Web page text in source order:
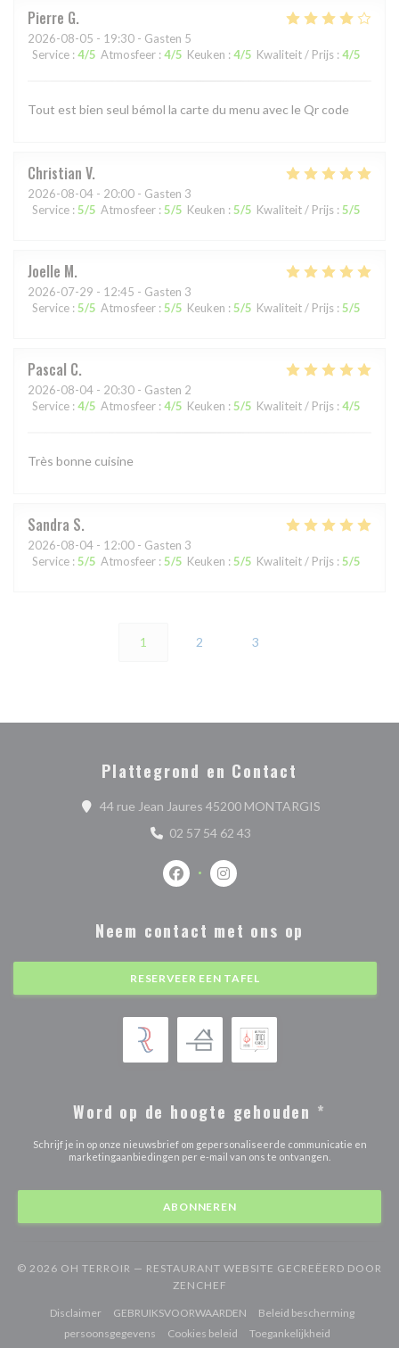
Pierre G
2026-08-05 - 19:30 - Gasten 5
Service : 4/5 Atmosfeer : 4/5 Keuken : 4/5 Kwaliteit / Prijs : 4/5
Tout est bien seul bémol la carte du menu avec le Qr code
Christian V
2026-08-04 - 20:00 - Gasten 3
Service : 5/5 Atmosfeer : 5/5 Keuken : 5/5 Kwaliteit / Prijs : 5/5
Joelle M
2026-07-29 - 12:45 - Gasten 3
Service : 5/5 Atmosfeer : 5/5 Keuken : 5/5 Kwaliteit / Prijs : 5/5
Pascal C
2026-08-04 - 20:30 - Gasten 2
Service : 4/5 Atmosfeer : 4/5 Keuken : 5/5 Kwaliteit / Prijs : 4/5
Très bonne cuisine
Sandra S
2026-08-04 - 12:00 - Gasten 3
Service : 5/5 Atmosfeer : 5/5 Keuken : 5/5 Kwaliteit / Prijs : 5/5
1 2 3
Plattegrond en Contact
44 rue Jean Jaures 45200 MONTARGIS((opent in
02 57 54 62 43
Facebook ((opent in een nieuw
Instagram ((opent in een
Neem contact met ons op
RESERVEER EEN TAFEL
Word op de hoogte gehouden *
Schrijf je in op onze nieuwsbrief om gepersonaliseerde communicatie en
marketingaanbiedingen per e-mail van ons te ontvangen.
ABONNEREN
© 2026 OH TERROIR — RESTAURANT WEBSITE GECREËERD DOOR
ZENCHEF
Disclaimer((opent in een nieuw venster))
GEBRUIKSVOORWAARDEN((opent in een nieuw venster))
Beleid bescherming
persoonsgegevens ((opent in een nieuw venster))
Cookies beleid ((opent in een nieuw venster))
Toegankelijkheid